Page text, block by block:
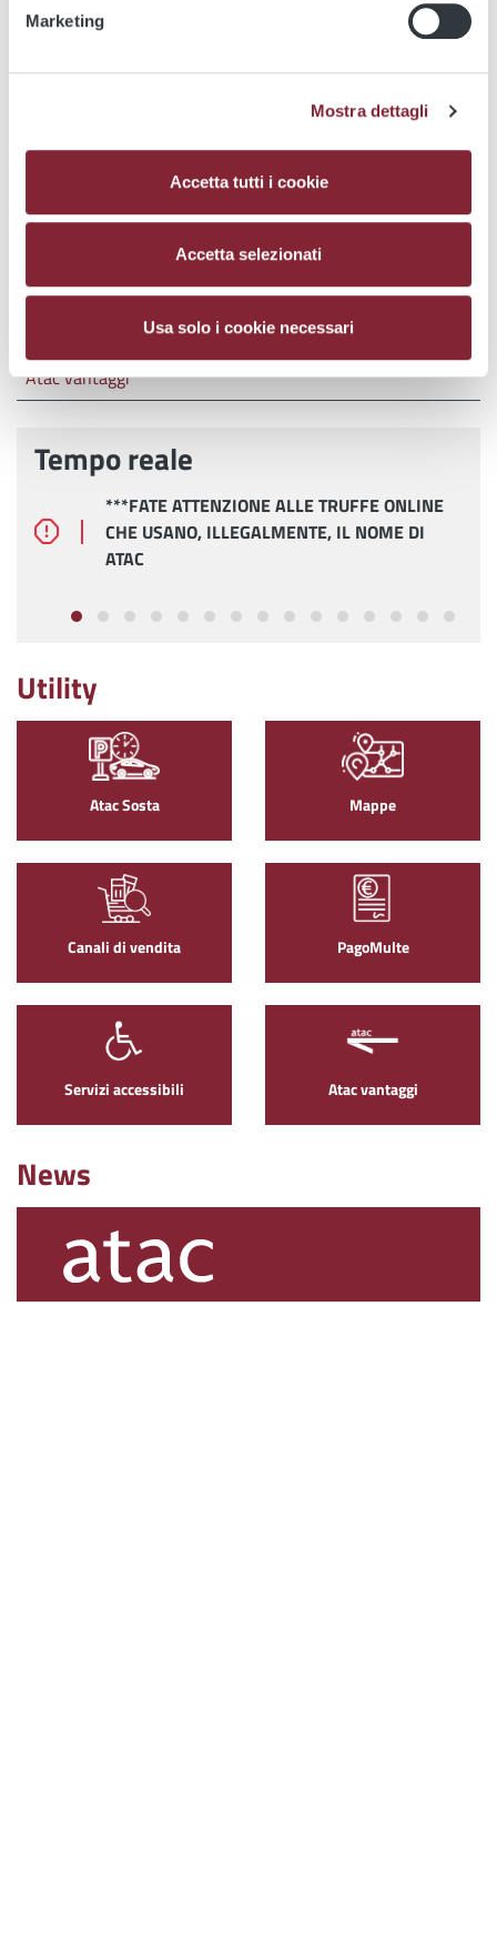
Marketing
Mostra dettagli
Accetta tutti i cookie
Accetta selezionati
Usa solo i cookie necessari
Mappe
Canali di vendita
PagoMulte
Servizi accessibili
Atac vantaggi
Tempo reale
***FATE ATTENZIONE ALLE TRUFFE ONLINE
CHE USANO, ILLEGALMENTE, IL NOME DI
ATAC
Utility
Atac Sosta Mappe
Canali di vendita PagoMulte
Servizi accessibili Atac vantaggi
News